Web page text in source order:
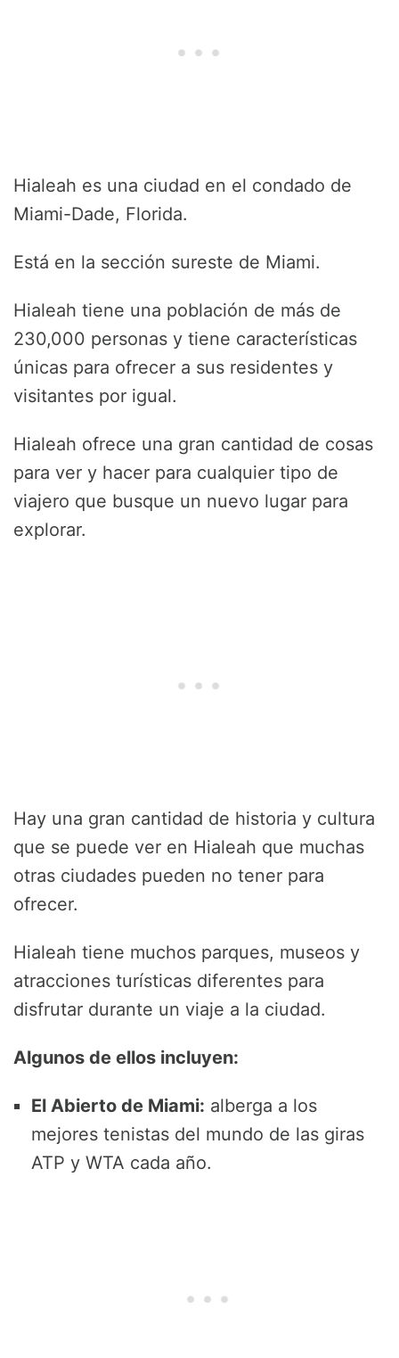
Hialeah es una ciudad en el condado de
Miami-Dade, Florida.
Está en la sección sureste de Miami.
Hialeah tiene una población de más de
230,000 personas y tiene características
únicas para ofrecer a sus residentes y
visitantes por igual.
Hialeah ofrece una gran cantidad de cosas
para ver y hacer para cualquier tipo de
viajero que busque un nuevo lugar para
explorar.
Hay una gran cantidad de historia y cultura
que se puede ver en Hialeah que muchas
otras ciudades pueden no tener para
ofrecer.
Hialeah tiene muchos parques, museos y
atracciones turísticas diferentes para
disfrutar durante un viaje a la ciudad.
Algunos de ellos incluyen:
El Abierto de Miami: alberga a los
mejores tenistas del mundo de las giras
ATP y WTA cada año.